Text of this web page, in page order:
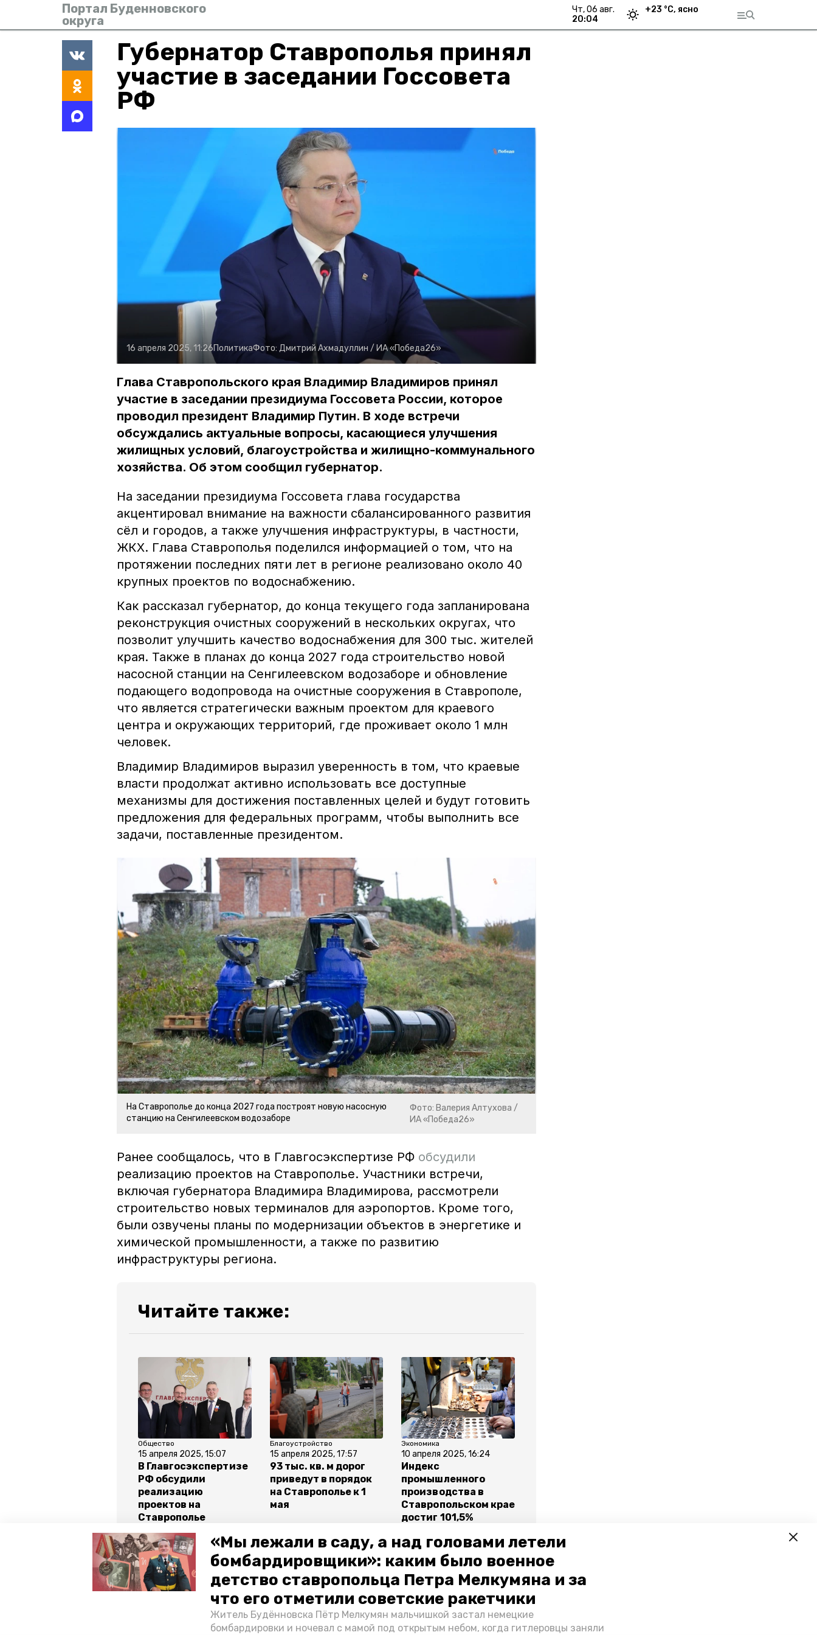
«Мы лежали в саду, а над головами летели
бомбардировщики»: каким было военное
детство ставропольца Петра Мелкумяна и за
что его отметили советские ракетчики
Житель Будённовска Пётр Мелкумян мальчишкой застал немецкие
бомбардировки и ночевал с мамой под открытым небом, когда гитлеровцы заняли
Портал Буденновского
округа
чт, 06 авг.
20:04
+23 °С, ясно
Губернатор Ставрополья принял
участие в заседании Госсовета
РФ
16 апреля 2025, 11:26ПолитикаФото: Дмитрий Ахмадуллин / ИА «Победа26»
Глава Ставропольского края Владимир Владимиров принял
участие в заседании президиума Госсовета России, которое
проводил президент Владимир Путин. В ходе встречи
обсуждались актуальные вопросы, касающиеся улучшения
жилищных условий, благоустройства и жилищно-коммунального
хозяйства. Об этом сообщил губернатор.
На заседании президиума Госсовета глава государства
акцентировал внимание на важности сбалансированного развития
сёл и городов, а также улучшения инфраструктуры, в частности,
ЖКХ. Глава Ставрополья поделился информацией о том, что на
протяжении последних пяти лет в регионе реализовано около 40
крупных проектов по водоснабжению.
Как рассказал губернатор, до конца текущего года запланирована
реконструкция очистных сооружений в нескольких округах, что
позволит улучшить качество водоснабжения для 300 тыс. жителей
края. Также в планах до конца 2027 года строительство новой
насосной станции на Сенгилеевском водозаборе и обновление
подающего водопровода на очистные сооружения в Ставрополе,
что является стратегически важным проектом для краевого
центра и окружающих территорий, где проживает около 1 млн
человек.
Владимир Владимиров выразил уверенность в том, что краевые
власти продолжат активно использовать все доступные
механизмы для достижения поставленных целей и будут готовить
предложения для федеральных программ, чтобы выполнить все
задачи, поставленные президентом.
На Ставрополье до конца 2027 года построят новую насосную
станцию на Сенгилеевском водозаборе
Фото: Валерия Алтухова /
ИА «Победа26»
Ранее сообщалось, что в Главгосэкспертизе РФ обсудили
реализацию проектов на Ставрополье. Участники встречи,
включая губернатора Владимира Владимирова, рассмотрели
строительство новых терминалов для аэропортов. Кроме того,
были озвучены планы по модернизации объектов в энергетике и
химической промышленности, а также по развитию
инфраструктуры региона.
Читайте также:
Общество
15 апреля 2025, 15:07
В Главгосэкспертизе
РФ обсудили
реализацию
проектов на
Ставрополье
Благоустройство
15 апреля 2025, 17:57
93 тыс. кв. м дорог
приведут в порядок
на Ставрополье к 1
мая
Экономика
10 апреля 2025, 16:24
Индекс
промышленного
производства в
Ставропольском крае
достиг 101,5%
Все новости
ставропольский край губернатор владимир владимиров госсовет